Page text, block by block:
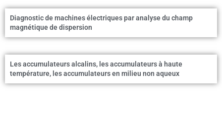
Diagnostic de machines électriques par analyse du champ
magnétique de dispersion
Les accumulateurs alcalins, les accumulateurs à haute
température, les accumulateurs en milieu non aqueux